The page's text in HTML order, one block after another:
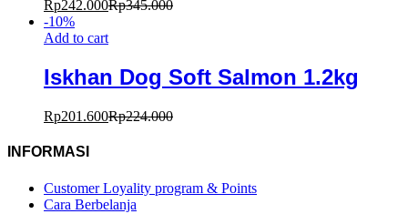
Rp242.000Rp345.000
-10%
Add to cart
Iskhan Dog Soft Salmon 1.2kg
Rp201.600Rp224.000
INFORMASI
Customer Loyality program & Points
Cara Berbelanja